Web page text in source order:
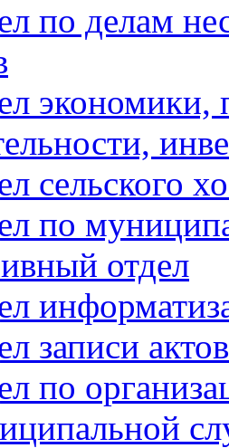
по делам
экономики,
сельского
по
отдел
записи
по